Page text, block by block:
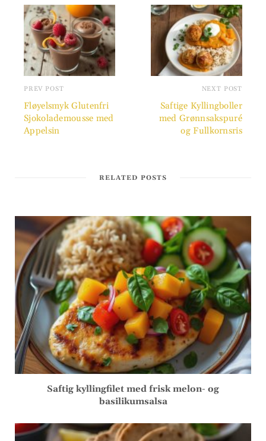
PREV POST
Fløyelsmyk Glutenfri
Sjokolademousse med
Appelsin
NEXT POST
Saftige Kyllingboller
med Grønnsakspuré
og Fullkornsris
RELATED POSTS
Saftig kyllingfilet med frisk melon- og
basilikumsalsa